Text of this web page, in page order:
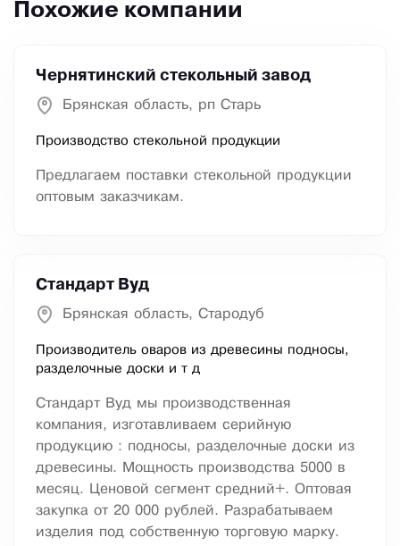
Похожие компании
Чернятинский стекольный завод
Брянская область, рп Старь
Производство стекольной продукции
Предлагаем поставки стекольной продукции
оптовым заказчикам.
Стандарт Вуд
Брянская область, Стародуб
Производитель оваров из древесины подносы,
разделочные доски и т д
Стандарт Вуд мы производственная
компания, изготавливаем серийную
продукцию : подносы, разделочные доски из
древесины. Мощность производства 5000 в
месяц. Ценовой сегмент средний+. Оптовая
закупка от 20 000 рублей. Разрабатываем
изделия под собственную торговую марку.